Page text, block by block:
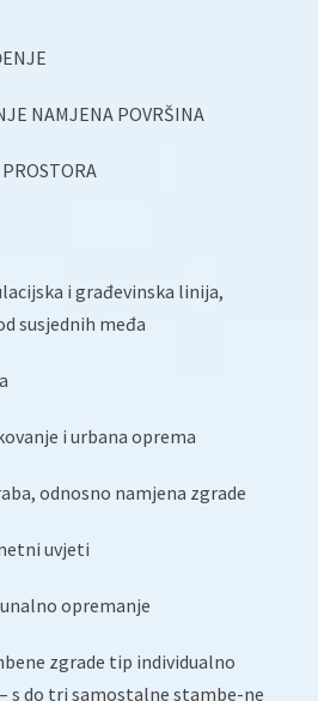
NAMJENA POVRŠINA
i građevinska linija,
susjednih međa
i urbana oprema
odnosno namjena zgrade
uvjeti
opremanje
zgrade tip individualno
s do tri samostalne stambe-ne